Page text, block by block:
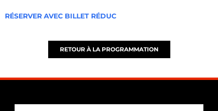
RÉSERVER AVEC BILLET RÉDUC
RETOUR À LA PROGRAMMATION